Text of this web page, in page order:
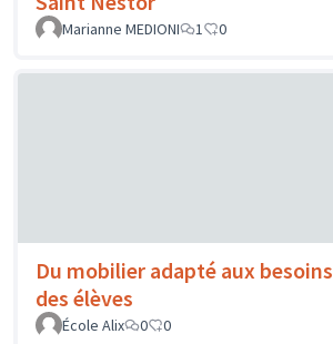
Marianne MEDIONI
1 0
Du mobilier adapté aux besoins
des élèves
École Alix
0 0